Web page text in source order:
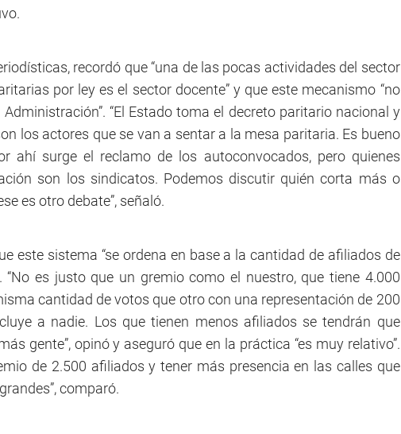
recordó que “una de las pocas actividades del sector
por ley es el sector docente” y que este mecanismo “no
“El Estado toma el decreto paritario nacional y
los actores que se van a sentar a la mesa paritaria. Es bueno
ahí surge el reclamo de los autoconvocados, pero quienes
son los sindicatos. Podemos discutir quién corta más o
es otro debate”, señaló.
este sistema “se ordena en base a la cantidad de afiliados de
“No es justo que un gremio como el nuestro, que tiene 4.000
cantidad de votos que otro con una representación de 200
a nadie. Los que tienen menos afiliados se tendrán que
gente”, opinó y aseguró que en la práctica “es muy relativo”.
de 2.500 afiliados y tener más presencia en las calles que
comparó.